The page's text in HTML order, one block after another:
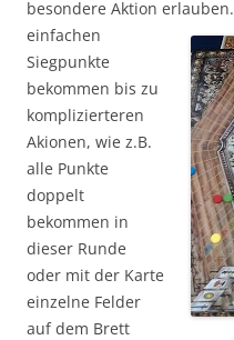
besondere Aktion erlauben.
einfachen
Siegpunkte
bekommen bis zu
komplizierteren
Akionen, wie z.B.
alle Punkte
doppelt
bekommen in
dieser Runde
oder mit der Karte
einzelne Felder
auf dem Brett